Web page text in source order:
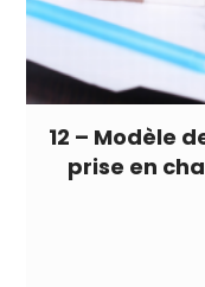
12 – Modèle
prise en